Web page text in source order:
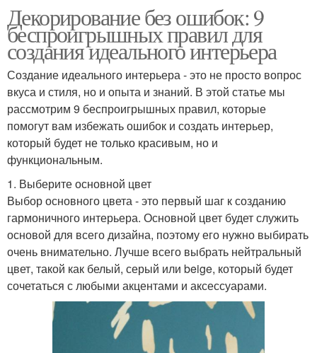
Декорирование без ошибок: 9
беспроигрышных правил для
создания идеального интерьера
Создание идеального интерьера - это не просто вопрос
вкуса и стиля, но и опыта и знаний. В этой статье мы
рассмотрим 9 беспроигрышных правил, которые
помогут вам избежать ошибок и создать интерьер,
который будет не только красивым, но и
функциональным.
1. Выберите основной цвет
Выбор основного цвета - это первый шаг к созданию
гармоничного интерьера. Основной цвет будет служить
основой для всего дизайна, поэтому его нужно выбирать
очень внимательно. Лучше всего выбрать нейтральный
цвет, такой как белый, серый или beige, который будет
сочетаться с любыми акцентами и аксессуарами.